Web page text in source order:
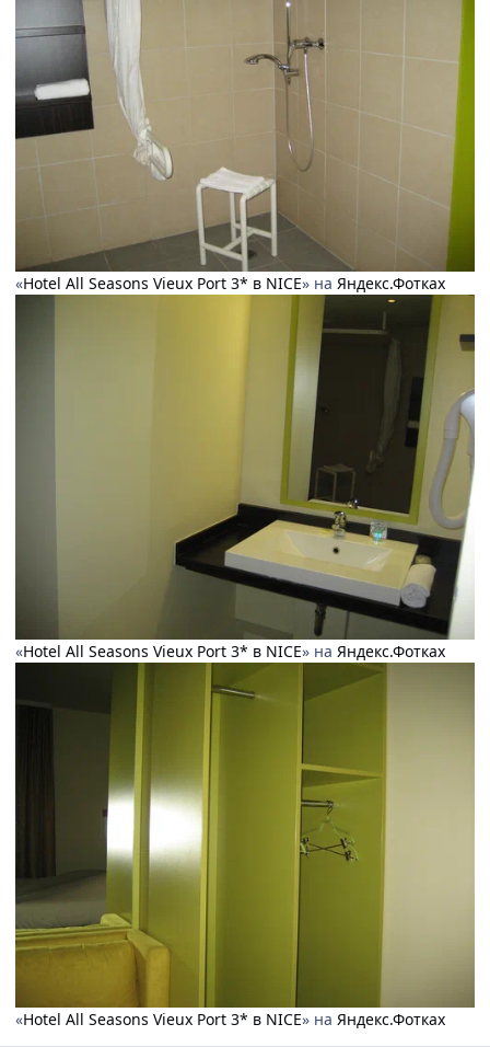
«Hotel All Seasons Vieux Port 3* в NICE» на Яндекс.Фотках
«Hotel All Seasons Vieux Port 3* в NICE» на Яндекс.Фотках
«Hotel All Seasons Vieux Port 3* в NICE» на Яндекс.Фотках